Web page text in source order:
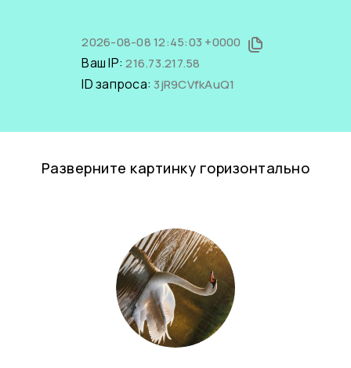
2026-08-08 12:45:03 +0000
Ваш IP:216.73.217.58
ID запроса: 3jR9CVfkAuQ1
Разверните картинку горизонтально